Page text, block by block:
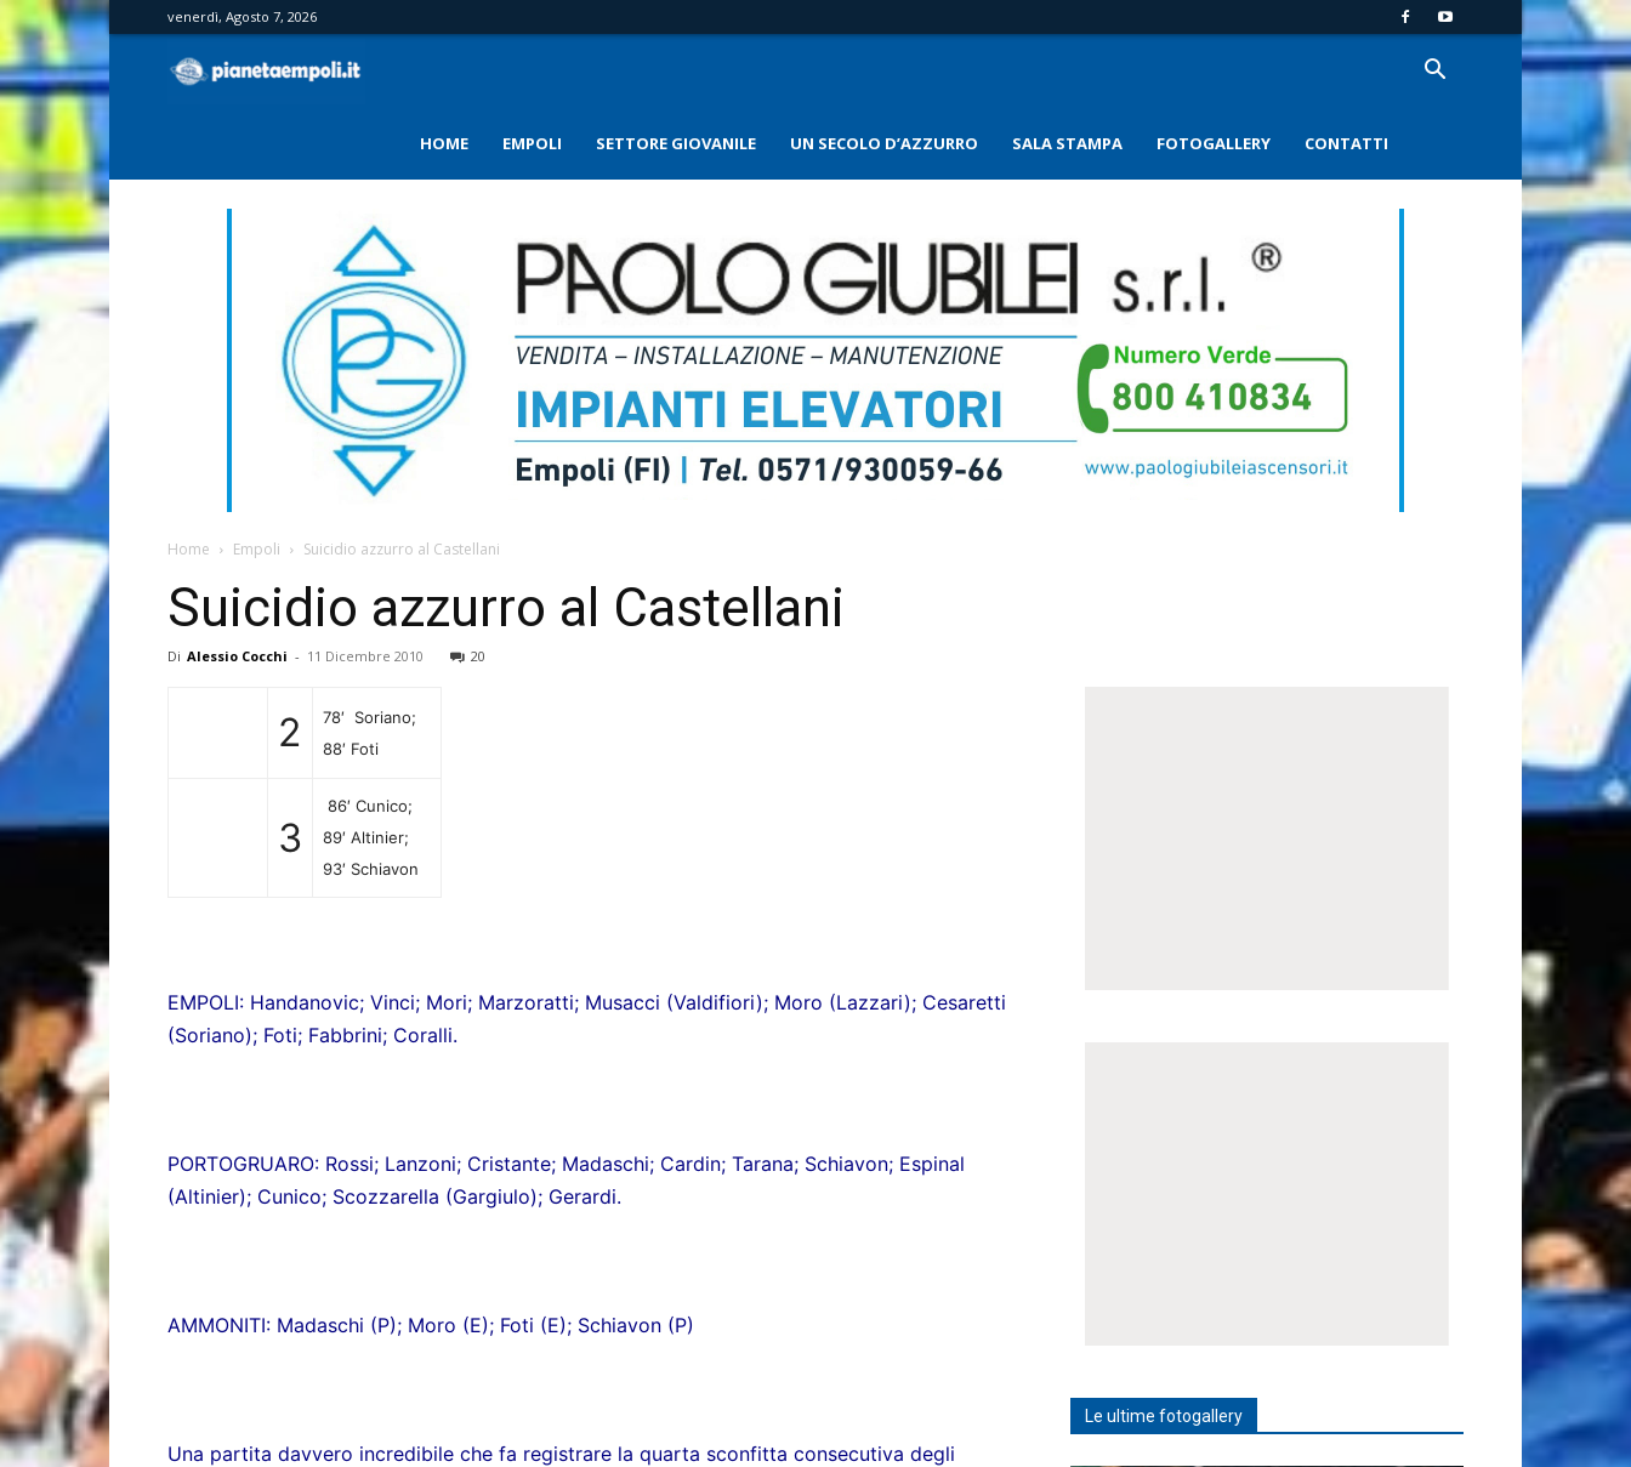
venerdì, Agosto 7, 2026
HOME EMPOLI SETTORE GIOVANILE UN SECOLO D’AZZURRO SALA STAMPA FOTOGALLERY CONTATTI
Home Empoli Suicidio azzurro al Castellani
Suicidio azzurro al Castellani
Di Alessio Cocchi - 11 Dicembre 2010 20
2
78′ Soriano;
88′ Foti
3
86′ Cunico;
89′ Altinier;
93′ Schiavon
EMPOLI: Handanovic; Vinci; Mori; Marzoratti; Musacci (Valdifiori); Moro (Lazzari); Cesaretti
(Soriano); Foti; Fabbrini; Coralli.
PORTOGRUARO: Rossi; Lanzoni; Cristante; Madaschi; Cardin; Tarana; Schiavon; Espinal
(Altinier); Cunico; Scozzarella (Gargiulo); Gerardi.
AMMONITI: Madaschi (P); Moro (E); Foti (E); Schiavon (P)
Una partita davvero incredibile che fa registrare la quarta sconfitta consecutiva degli
Le ultime fotogallery